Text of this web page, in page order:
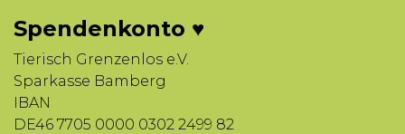
Spendenkonto ♥
Tierisch Grenzenlos e.V.
Sparkasse Bamberg
IBAN
DE46 7705 0000 0302 2499 82